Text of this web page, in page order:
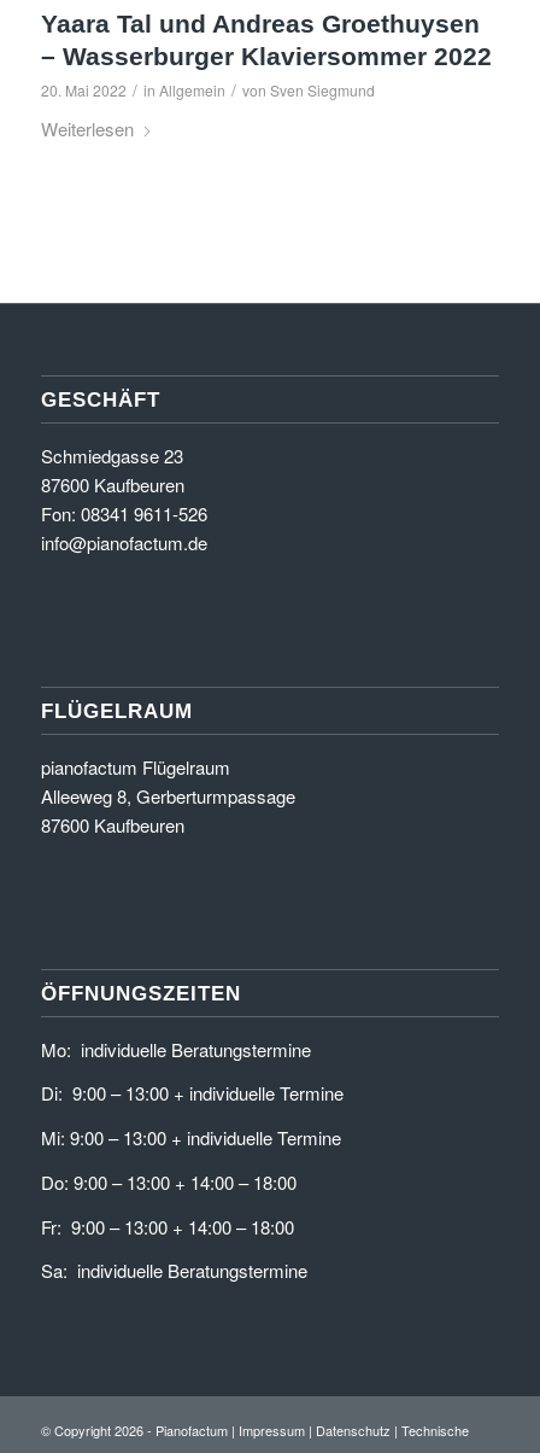
Yaara Tal und Andreas Groethuysen
– Wasserburger Klaviersommer 2022
20. Mai 2022 / in Allgemein / von Sven Siegmund
Weiterlesen
GESCHÄFT
Schmiedgasse 23
87600 Kaufbeuren
Fon: 08341 9611-526
info@pianofactum.de
FLÜGELRAUM
pianofactum Flügelraum
Alleeweg 8, Gerberturmpassage
87600 Kaufbeuren
ÖFFNUNGSZEITEN
Mo: individuelle Beratungstermine
Di: 9:00 – 13:00 + individuelle Termine
Mi: 9:00 – 13:00 + individuelle Termine
Do: 9:00 – 13:00 + 14:00 – 18:00
Fr: 9:00 – 13:00 + 14:00 – 18:00
Sa: individuelle Beratungstermine
© Copyright 2026 - Pianofactum | Impressum| Datenschutz | Technische